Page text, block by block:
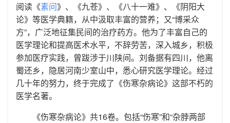
阅读《素问》、《九苍》、《八十一难》、《阴阳大
论》等医学典籍，从中汲取丰富的营养；又“博采众
方”，广泛地征集民间的治疗药方。他为了丰富自己的
医学理论和提高医术水平，不辞劳苦，深入城乡，积极
参加医疗实践，曾跋涉于川陕间。刘备据有四川，他离
蜀还乡，隐居河南少室山中，悉心研究医学理论。经过
几十年的努力，终于完成了《伤寒杂病论》这部不朽的
医学名著。
《伤寒杂病论》共16卷。包括“伤寒”和“杂脖两部